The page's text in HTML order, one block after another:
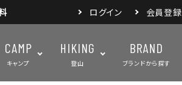
ログイン 会員登録
CAMP
キャンプ
HIKING
登山
BRAND
ブランドから探す